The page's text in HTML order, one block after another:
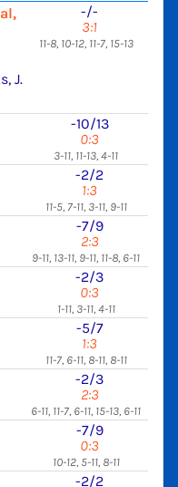
J.
-/-
3:1
11-8, 10-12, 11-7, 15-13
-10/13
0:3
3-11, 11-13, 4-11
-2/2
1:3
11-5, 7-11, 3-11, 9-11
-7/9
2:3
9-11, 13-11, 9-11, 11-8, 6-11
-2/3
0:3
1-11, 3-11, 4-11
-5/7
1:3
11-7, 6-11, 8-11, 8-11
-2/3
2:3
6-11, 11-7, 6-11, 15-13, 6-11
-7/9
0:3
10-12, 5-11, 8-11
-2/2